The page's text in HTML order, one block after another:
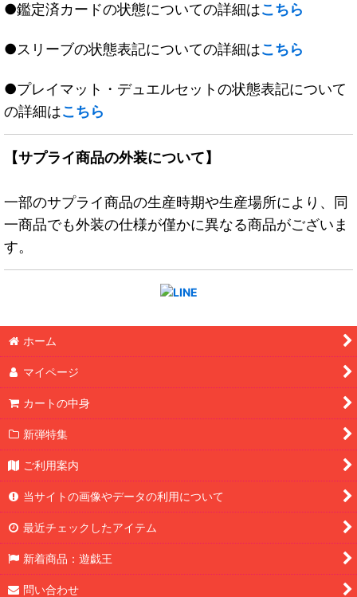
●鑑定済カードの状態についての詳細はこちら
●スリーブの状態表記についての詳細はこちら
●プレイマット・デュエルセットの状態表記について
の詳細はこちら
【サプライ商品の外装について】
一部のサプライ商品の生産時期や生産場所により、同
一商品でも外装の仕様が僅かに異なる商品がございま
す。
ホーム
マイページ
カートの中身
新弾特集
ご利用案内
当サイトの画像やデータの利用について
最近チェックしたアイテム
新着商品：遊戯王
問い合わせ